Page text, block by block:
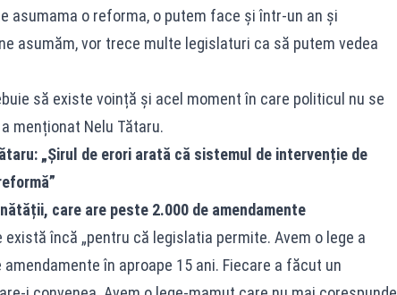
asumama o reforma, o putem face și într-un an și
asumăm, vor trece multe legislaturi ca să putem vedea
să existe voință și acel moment în care politicul nu se
menționat Nelu Tătaru.
„Șirul de erori arată că sistemul de intervenție de
care are peste 2.000 de amendamente
încă „pentru că legislatia permite. Avem o lege a
în aproape 15 ani. Fiecare a făcut un